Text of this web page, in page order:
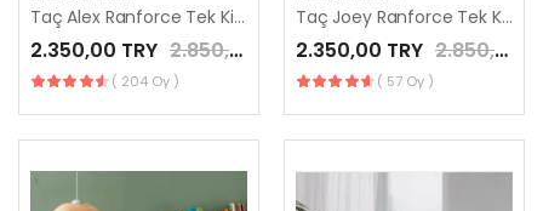
Taç Alex Ranforce Tek Kişilik Nevresim Takımı Gri
2.350,00 TRY 2.850,00 TRY
( 204 Oy )
Taç Joey Ranforce Tek Kişilik Nevresim Takımı Turuncu
2.350,00 TRY 2.850,00 TRY
( 57 Oy )